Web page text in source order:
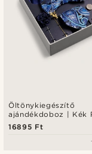
Öltönykiegészítő
ajándékdoboz | Kék
és arany tónusú szett
16895 Ft